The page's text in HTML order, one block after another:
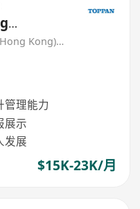
TOPPAN Information Solution (Hong Kong) Limited
管理能力
展示
发展
$15K-23K/月